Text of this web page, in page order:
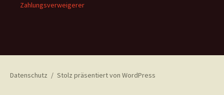
Zahlungsverweigerer
Datenschutz Stolz präsentiert von WordPress